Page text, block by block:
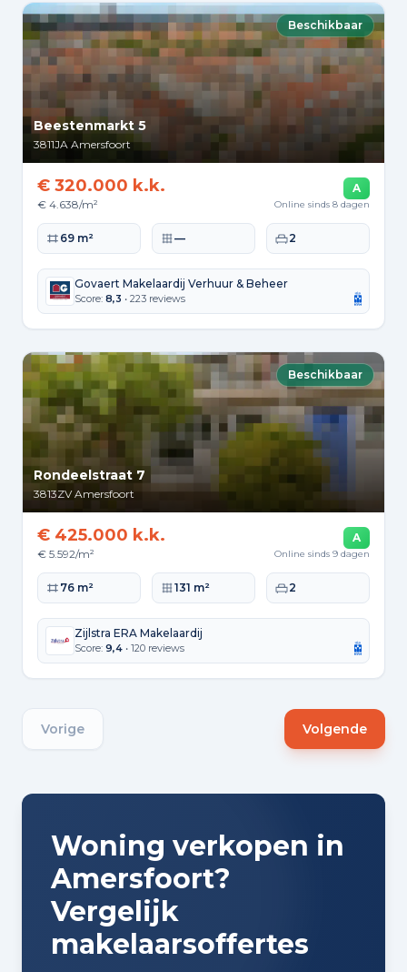
Beschikbaar
Beestenmarkt 5
3811JA Amersfoort
€ 320.000 k.k.
€ 4.638/m²
A
Online sinds 8 dagen
Woonoppervlakte
69 m² Perceeloppervlakte
— Slaapkamers
2
Govaert Makelaardij Verhuur & Beheer
Score: 8,3 • 223 reviews
Beschikbaar
Rondeelstraat 7
3813ZV Amersfoort
€ 425.000 k.k.
€ 5.592/m²
A
Online sinds 9 dagen
Woonoppervlakte
76 m² Perceeloppervlakte
131 m² Slaapkamers
2
Zijlstra ERA Makelaardij
Score: 9,4 • 120 reviews
Vorige Volgende
Woning verkopen in
Amersfoort?
Vergelijk
makelaarsoffertes